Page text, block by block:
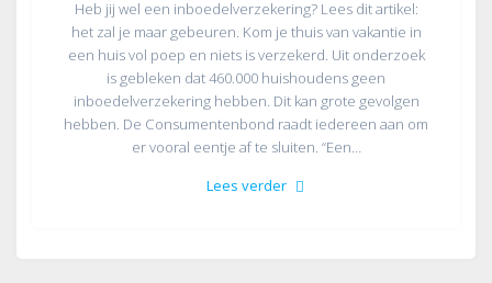
Heb jij wel een inboedelverzekering? Lees dit artikel:
het zal je maar gebeuren. Kom je thuis van vakantie in
een huis vol poep en niets is verzekerd. Uit onderzoek
is gebleken dat 460.000 huishoudens geen
inboedelverzekering hebben. Dit kan grote gevolgen
hebben. De Consumentenbond raadt iedereen aan om
er vooral eentje af te sluiten. “Een…
Lees verder